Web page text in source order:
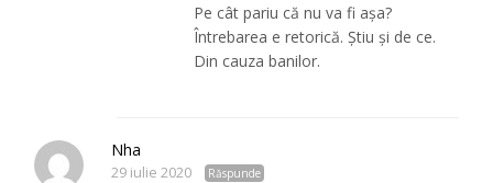
Pe cât pariu că nu va fi așa?
Întrebarea e retorică. Știu și de ce.
Din cauza banilor.
Nha
29 iulie 2020 Răspunde